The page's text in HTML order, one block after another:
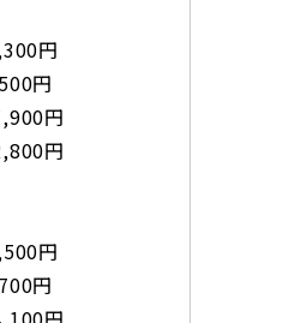
円
円
円
円
円
円